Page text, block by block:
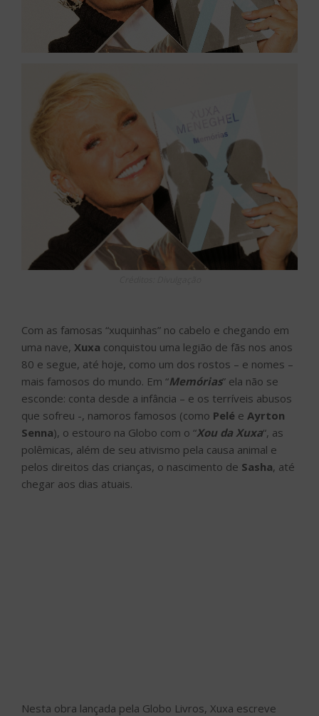
Com as famosas “xuquinhas” no cabelo e chegando em
uma nave, Xuxa conquistou uma legião de fãs nos anos
80 e segue, até hoje, como um dos rostos – e nomes –
mais famosos do mundo. Em “Memórias” ela não se
esconde: conta desde a infância – e os terríveis abusos
que sofreu -, namoros famosos (como Pelé e Ayrton
Senna), o estouro na Globo com o “Xou da Xuxa“, as
polêmicas, além de seu ativismo pela causa animal e
pelos direitos das crianças, o nascimento de Sasha, até
chegar aos dias atuais.
Nesta obra lançada pela Globo Livros, Xuxa escreve